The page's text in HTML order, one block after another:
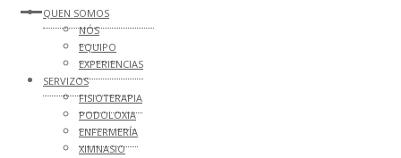
QUEN SOMOS
NÓS
EQUIPO
EXPERIENCIAS
SERVIZOS
FISIOTERAPIA
PODOLOXIA
ENFERMERÍA
XIMNASIO